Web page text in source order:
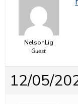
NelsonLig
Guest
12/05/